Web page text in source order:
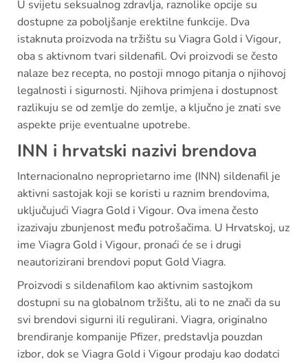
U svijetu seksualnog zdravlja, raznolike opcije su
dostupne za poboljšanje erektilne funkcije. Dva
istaknuta proizvoda na tržištu su Viagra Gold i Vigour,
oba s aktivnom tvari sildenafil. Ovi proizvodi se često
nalaze bez recepta, no postoji mnogo pitanja o njihovoj
legalnosti i sigurnosti. Njihova primjena i dostupnost
razlikuju se od zemlje do zemlje, a ključno je znati sve
aspekte prije eventualne upotrebe.
INN i hrvatski nazivi brendova
Internacionalno neproprietarno ime (INN) sildenafil je
aktivni sastojak koji se koristi u raznim brendovima,
uključujući Viagra Gold i Vigour. Ova imena često
izazivaju zbunjenost među potrošačima. U Hrvatskoj, uz
ime Viagra Gold i Vigour, pronaći će se i drugi
neautorizirani brendovi poput Gold Viagra.
Proizvodi s sildenafilom kao aktivnim sastojkom
dostupni su na globalnom tržištu, ali to ne znači da su
svi brendovi sigurni ili regulirani. Viagra, originalno
brendiranje kompanije Pfizer, predstavlja pouzdan
izbor, dok se Viagra Gold i Vigour prodaju kao dodatci